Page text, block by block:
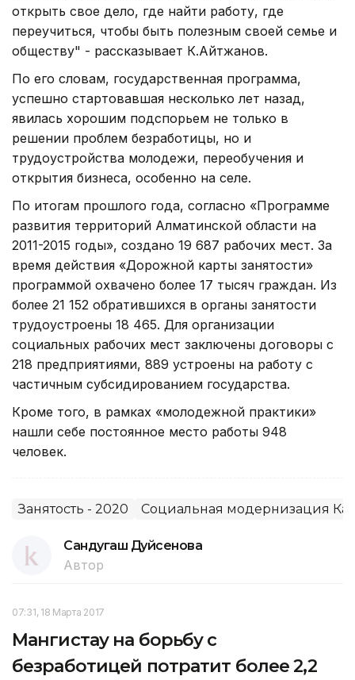
открыть свое дело, где найти работу, где
переучиться, чтобы быть полезным своей семье и
обществу" - рассказывает К.Айтжанов.
По его словам, государственная программа,
успешно стартовавшая несколько лет назад,
явилась хорошим подспорьем не только в
решении проблем безработицы, но и
трудоустройства молодежи, переобучения и
открытия бизнеса, особенно на селе.
По итогам прошлого года, согласно «Программе
развития территорий Алматинской области на
2011-2015 годы», создано 19 687 рабочих мест. За
время действия «Дорожной карты занятости»
программой охвачено более 17 тысяч граждан. Из
более 21 152 обратившихся в органы занятости
трудоустроены 18 465. Для организации
социальных рабочих мест заключены договоры с
218 предприятиями, 889 устроены на работу с
частичным субсидированием государства.
Кроме того, в рамках «молодежной практики»
нашли себе постоянное место работы 948
человек.
Занятость - 2020 Социальная модернизация
Сандугаш Дуйсенова
Автор
07:31, 18 Марта 2017
Мангистау на борьбу с
безработицей потратит более 2,2